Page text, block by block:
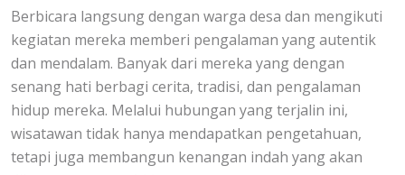
Berbicara langsung dengan warga desa dan mengikuti
kegiatan mereka memberi pengalaman yang autentik
dan mendalam. Banyak dari mereka yang dengan
senang hati berbagi cerita, tradisi, dan pengalaman
hidup mereka. Melalui hubungan yang terjalin ini,
wisatawan tidak hanya mendapatkan pengetahuan,
tetapi juga membangun kenangan indah yang akan